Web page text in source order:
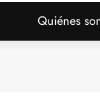
Quiénes